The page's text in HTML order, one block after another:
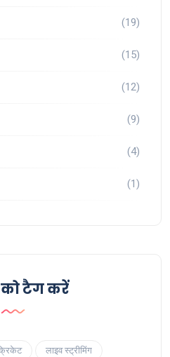
(19)
(15)
(12)
(9)
(4)
(1)
को टैग करें
लाइव स्ट्रीमिंग